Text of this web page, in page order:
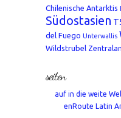
Chilenische Antarktis
Südostasien
del Fuego Unterwallis
Wildstrubel
seiten
auf in die weite
enRoute Latin